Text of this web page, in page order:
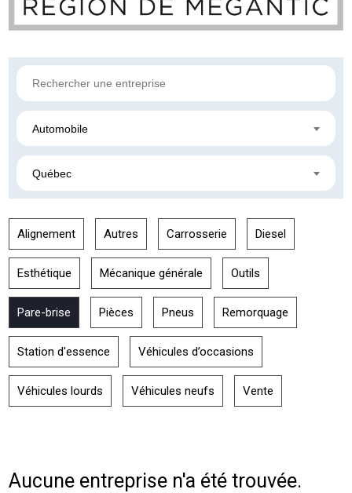
Automobile
Québec
Alignement Autres Carrosserie Diesel
Esthétique Mécanique générale Outils
Pare-brise Pièces Pneus Remorquage
Station d'essence Véhicules d’occasions
Véhicules lourds Véhicules neufs Vente
Aucune entreprise n'a été trouvée.